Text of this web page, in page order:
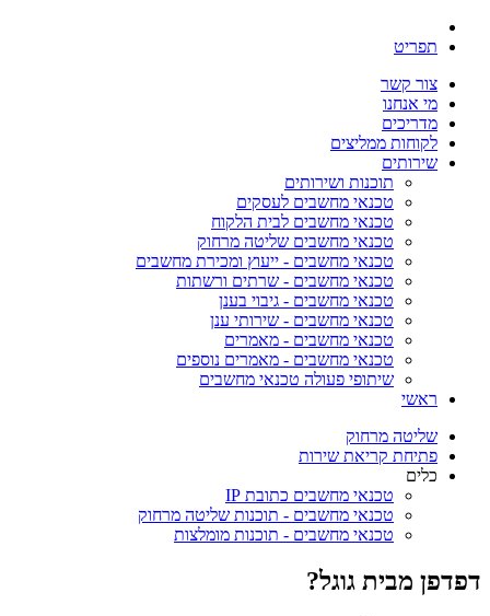
תפריט
צור קשר
מי אנחנו
מדריכים
לקוחות ממליצים
שירותים
תוכנות ושירותים
טכנאי מחשבים לעסקים
טכנאי מחשבים לבית הלקוח
טכנאי מחשבים שליטה מרחוק
טכנאי מחשבים - ייעוץ ומכירת מחשבים
טכנאי מחשבים - שרתים ורשתות
טכנאי מחשבים - גיבוי בענן
טכנאי מחשבים - שירותי ענן
טכנאי מחשבים - מאמרים
טכנאי מחשבים - מאמרים נוספים
שיתופי פעולה טכנאי מחשבים
ראשי
שליטה מרחוק
פתיחת קריאת שירות
כלים
טכנאי מחשבים כתובת IP
טכנאי מחשבים - תוכנות שליטה מרחוק
טכנאי מחשבים - תוכנות מומלצות
דפדפן מבית גוגל?